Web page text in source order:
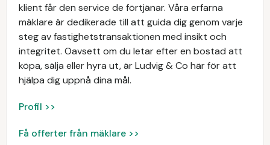
klient får den service de förtjänar. Våra erfarna
mäklare är dedikerade till att guida dig genom varje
steg av fastighetstransaktionen med insikt och
integritet. Oavsett om du letar efter en bostad att
köpa, sälja eller hyra ut, är Ludvig & Co här för att
hjälpa dig uppnå dina mål.
Profil >>
Få offerter från mäklare >>